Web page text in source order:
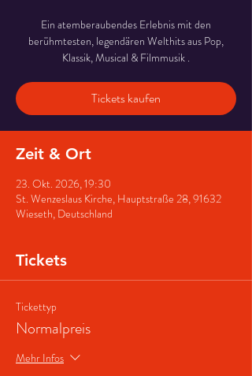
Ein atemberaubendes Erlebnis mit den
berühmtesten, legendären Welthits aus Pop,
Klassik, Musical & Filmmusik .
Tickets kaufen
Zeit & Ort
23. Okt. 2026, 19:30
St. Wenzeslaus Kirche, Hauptstraße 28, 91632
Wieseth, Deutschland
Tickets
Tickettyp
Normalpreis
Mehr Infos